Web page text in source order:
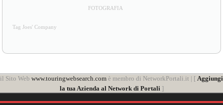
FOTOGRAFIA
Tag Joes' Company
il Sito Web www.touringwebsearch.com è membro di NetworkPortali.it | [ Aggiungi
la tua Azienda al Network di Portali]